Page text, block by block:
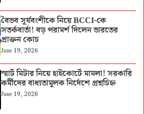
বৈভব সূর্যবংশীকে নিয়ে BCCI-কে
সতর্কবার্তা! বড় পরামর্শ দিলেন ভারতের
প্রাক্তন কোচ
June 19, 2026
স্মার্ট মিটার নিয়ে হাইকোর্টে মামলা! সরকারি
কর্মীদের বাধ্যতামূলক নির্দেশে প্রশ্নচিহ্ন
June 19, 2026